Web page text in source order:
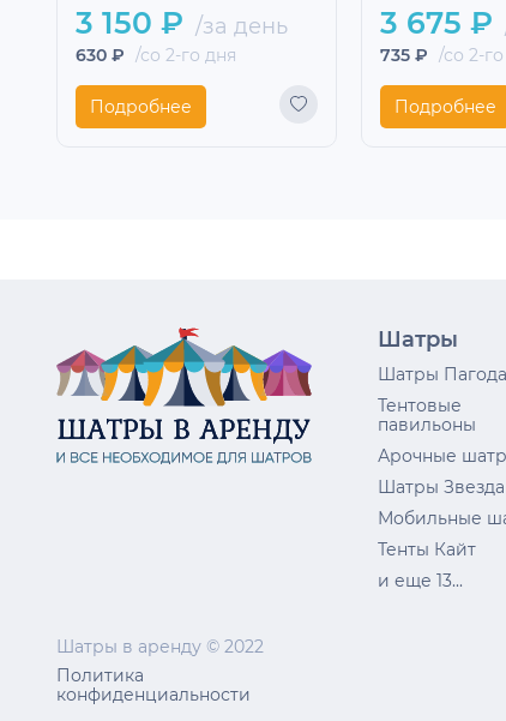
3 150 ₽ /за день
630 ₽ /со 2-го дня
Подробнее
3 675 ₽
735 ₽ /со 2-
Подробнее
Шатры в аренду © 2022
Политика
конфиденциальности
Шатры
Шатры Пагода
Тентовые
павильоны
Арочные
Шатры Звезда
Мобильные
Тенты Кайт
и еще 13...